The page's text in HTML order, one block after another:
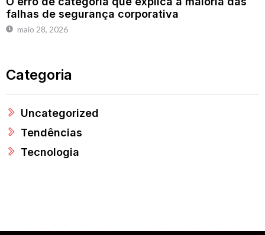
falhas de segurança corporativa
maio 28, 2026
Categoria
Uncategorized
Tendências
Tecnologia